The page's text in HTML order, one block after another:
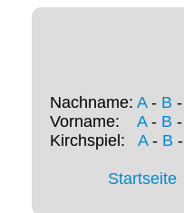
Nachname: A- B -
Vorname: A- B -
Kirchspiel: A- B -
Startseite